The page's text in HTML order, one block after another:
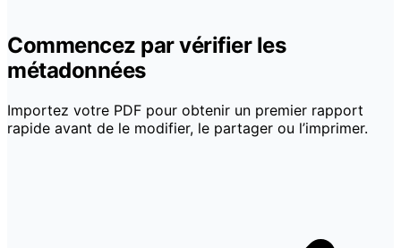
Commencez par vérifier les
métadonnées
Importez votre PDF pour obtenir un premier rapport
rapide avant de le modifier, le partager ou l’imprimer.